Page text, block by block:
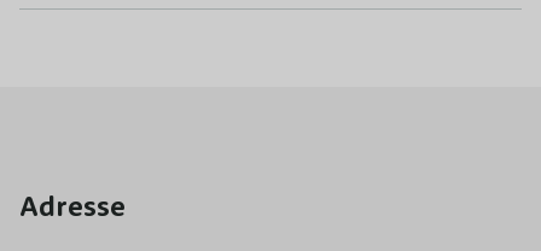
Adresse